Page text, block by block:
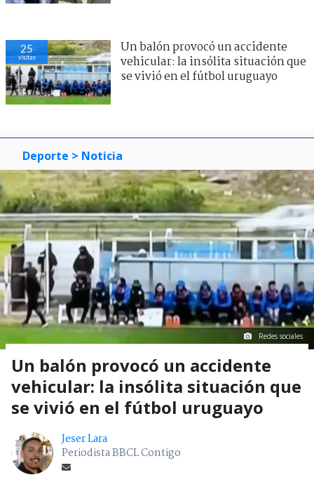
25
visitas
Un balón provocó un accidente
vehicular: la insólita situación que
se vivió en el fútbol uruguayo
Deporte > Noticia
Redes sociales
Un balón provocó un accidente
vehicular: la insólita situación que
se vivió en el fútbol uruguayo
Jeser Lara
Periodista BBCL Contigo